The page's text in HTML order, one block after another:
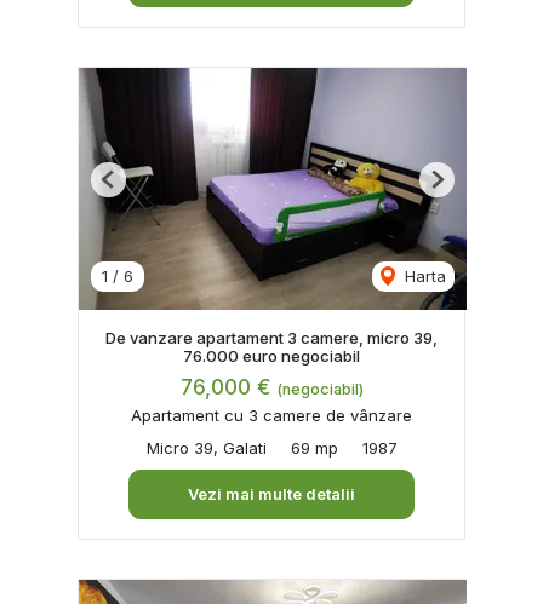
1 / 6 Harta
Previous Next
De vanzare apartament 3 camere, micro 39,
76.000 euro negociabil
76,000 € (negociabil)
Apartament cu 3 camere de vânzare
Micro 39, Galati
69 mp 1987
Vezi mai multe detalii